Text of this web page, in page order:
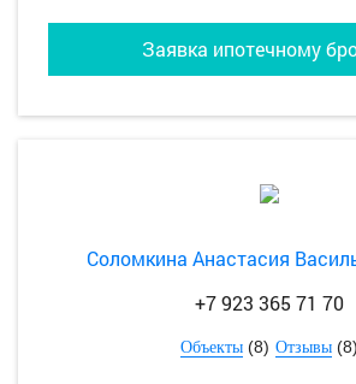
Заявка ипотечному
Соломкина Анастасия
+7 923 365 71 70
Объекты (8) Отзывы (8)